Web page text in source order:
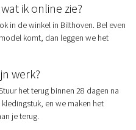
ik online zie?
in de winkel in Bilthoven. Bel even
komt, dan leggen we het
werk?
het terug binnen 28 dagen na
en we maken het
je terug.